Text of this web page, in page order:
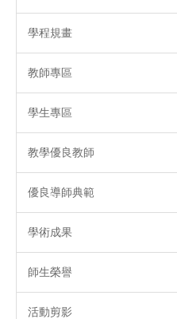
學程規畫
教師專區
學生專區
教學優良教師
優良導師典範
學術成果
師生榮譽
活動剪影